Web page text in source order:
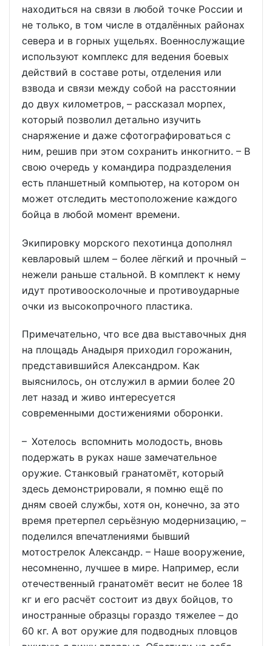
находиться на связи в любой точке России и
не только, в том числе в отдалённых районах
севера и в горных ущельях. Военнослужащие
используют комплекс для ведения боевых
действий в составе роты, отделения или
взвода и связи между собой на расстоянии
до двух километров, – рассказал морпех,
который позволил детально изучить
снаряжение и даже сфотографироваться с
ним, решив при этом сохранить инкогнито. – В
свою очередь у командира подразделения
есть планшетный компьютер, на котором он
может отследить местоположение каждого
бойца в любой момент времени.
Экипировку морского пехотинца дополнял
кевларовый шлем – более лёгкий и прочный –
нежели раньше стальной. В комплект к нему
идут противоосколочные и противоударные
очки из высокопрочного пластика.
Примечательно, что все два выставочных дня
на площадь Анадыря приходил горожанин,
представившийся Александром. Как
выяснилось, он отслужил в армии более 20
лет назад и живо интересуется
современными достижениями оборонки.
– Хотелось вспомнить молодость, вновь
подержать в руках наше замечательное
оружие. Станковый гранатомёт, который
здесь демонстрировали, я помню ещё по
дням своей службы, хотя он, конечно, за это
время претерпел серьёзную модернизацию, –
поделился впечатлениями бывший
мотострелок Александр. – Наше вооружение,
несомненно, лучшее в мире. Например, если
отечественный гранатомёт весит не более 18
кг и его расчёт состоит из двух бойцов, то
иностранные образцы гораздо тяжелее – до
60 кг. А вот оружие для подводных пловцов